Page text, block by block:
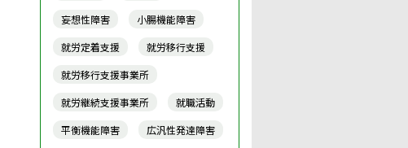
妄想性障害
小腸機能障害
就労定着支援
就労移行支援
就労移行支援事業所
就労継続支援事業所
就職活動
平衡機能障害
広汎性発達障害